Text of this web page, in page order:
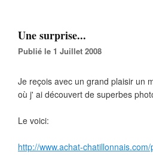
Une surprise...
Publié le 1 Juillet 2008
Je reçois avec un grand plaisir un
où j' ai découvert de superbes
Le voici:
http://www.achat-